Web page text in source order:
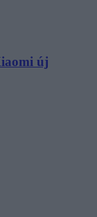
új